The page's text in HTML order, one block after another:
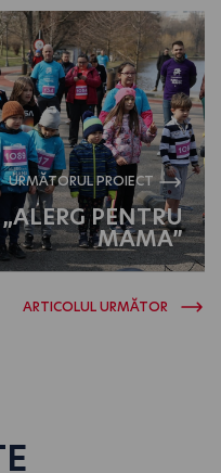
URMĂTORUL PROIECT
PENTRU
MAMA”
ARTICOLUL URMĂTOR